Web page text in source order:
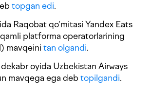
topgan edi.
Raqobat qo‘mitasi Yandex Eats
platforma operatorlarining
mavqeini tan olgandi.
oyida Uzbekistan Airways
mavqega ega deb topilgandi.